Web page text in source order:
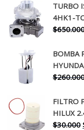
TURBO
4HK1-
$
BOMBA
$
FILTRO
HILUX
$30.000